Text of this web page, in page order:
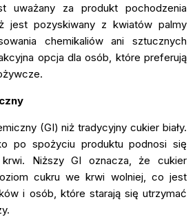
uważany za produkt pochodzenia
jest pozyskiwany z kwiatów palmy
chemikaliów ani sztucznych
opcja dla osób, które preferują
(GI) niż tradycyjny cukier biały.
po spożyciu produktu podnosi się
Niższy GI oznacza, że cukier
cukru we krwi wolniej, co jest
i osób, które starają się utrzymać